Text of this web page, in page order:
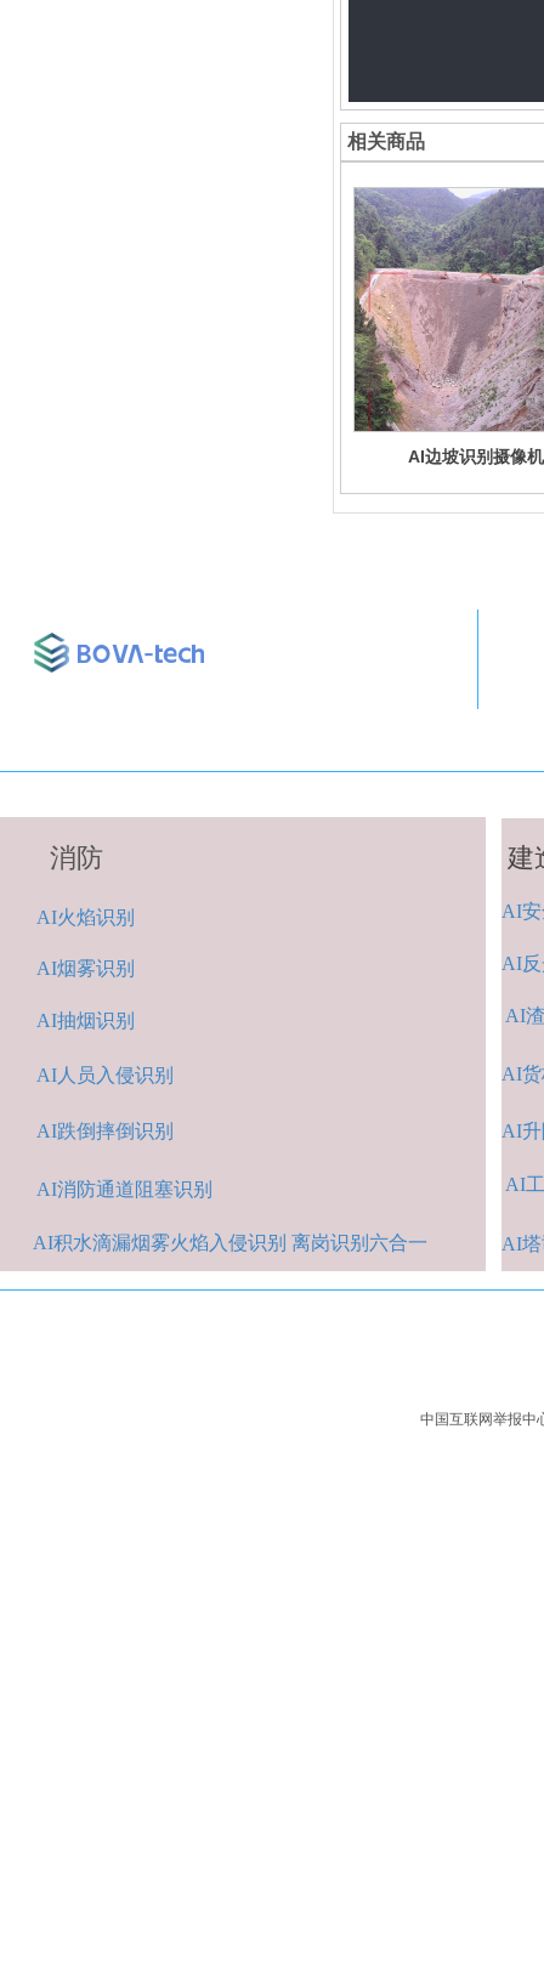
相关商品
AI边坡识别摄像机
AI人 员入侵识别
AI消防通道阻塞识别
AI火焰识别
AI抽烟识别
AI跌倒摔倒识别
AI积水滴漏烟雾火焰入侵识别 离岗识别六合一
AI烟雾识别
建
AI
AI
AI
AI货
AI反
AI
AI
中国互联网举报中
消防